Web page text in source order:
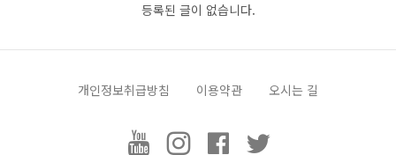
등록된 글이 없습니다.
개인정보취급방침 이용약관 오시는 길